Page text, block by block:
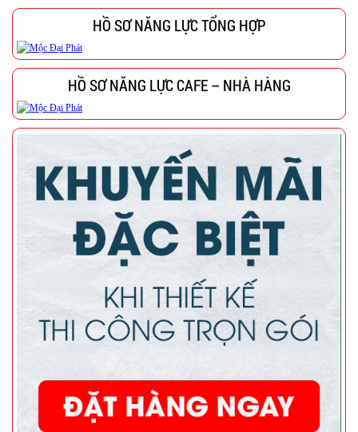
HỒ SƠ NĂNG LỰC TỔNG HỢP
HỒ SƠ NĂNG LỰC CAFE – NHÀ HÀNG